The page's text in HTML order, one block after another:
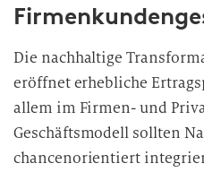
i
n
g
i
n
Die nachhaltige
eröffnet erhebliche
allem im Firmen- und
Geschäftsmodell sollten
chancenorientiert